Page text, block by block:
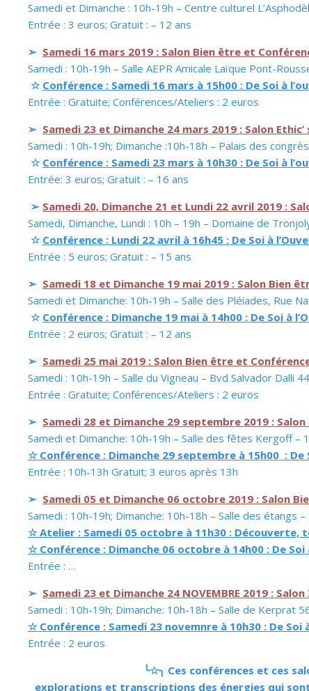
Samedi et Dimanche : 10h-19h – Centre culturel
Entrée : 3 euros; Gratuit : – 12 ans
➢ Samedi 16 mars 2019 : Salon Bien être et
Samedi : 10h-19h – Salle AEPR Amicale Laïque Pont-
☆ Conférence : Samedi 16 mars à 15h00 : De Soi à
Entrée : Gratuite; Conférences/Ateliers : 2 euros
➢ Samedi 23 et Dimanche 24 mars 2019 : Salon
Samedi : 10h-19h; Dimanche :10h-18h – Palais des
☆ Conférence : Samedi 23 mars à 10h30 : De Soi à
Entrée: 3 euros; Gratuit : – 16 ans
➢ Samedi 20, Dimanche 21 et Lundi 22 avril 2019 :
Samedi, Dimanche, Lundi : 10h – 19h – Domaine de
☆ Conférence : Lundi 22 avril à 16h45 : De Soi à
Entrée : 5 euros; Gratuit : – 15 ans
➢ Samedi 18 et Dimanche 19 mai 2019 : Salon Bien
Samedi et Dimanche: 10h-19h – Salle des Pléiades, Rue
☆ Conférence : Dimanche 19 mai à 14h00 : De Soi à
Entrée : 2 euros; Gratuit : – 12 ans
➢ Samedi 25 mai 2019 : Salon Bien être et
Samedi : 10h-19h – Salle du Vigneau – Bvd Salvador Dalli
Entrée : Gratuite; Conférences/Ateliers : 2 euros
➢ Samedi 28 et Dimanche 29 septembre 2019 :
Samedi et Dimanche: 10h-19h – Salle des fêtes Kergoff –
☆ Conférence : Dimanche 29 septembre à 15h00 :
Entrée : 10h-13h Gratuit; 3 euros après 13h
➢ Samedi 05 et Dimanche 06 octobre 2019 : Salon
Samedi : 10h-19h; Dimanche: 10h-18h – Salle des étangs
☆ Atelier : Samedi 05 octobre à 11h30 : Découverte,
☆ Conférence : Dimanche 06 octobre à 14h00 : De
Entrée : …
➢ Samedi 23 et Dimanche 24 NOVEMBRE 2019 :
Samedi : 10h-19h; Dimanche: 10h-18h – Salle de Kerprat
☆ Conférence : Samedi 23 novemnre à 10h30 : De
Entrée : 2 euros
╰☆╮ Ces conférences et ces
explorations et transcriptions des énergies qui